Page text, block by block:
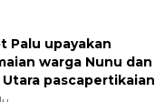
Palu upayakan
warga Nunu dan
pascapertikaian